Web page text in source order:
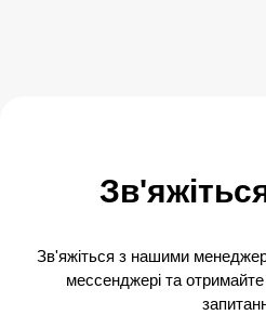
Зв'яжіться з нашими
мессенджері та отримайте